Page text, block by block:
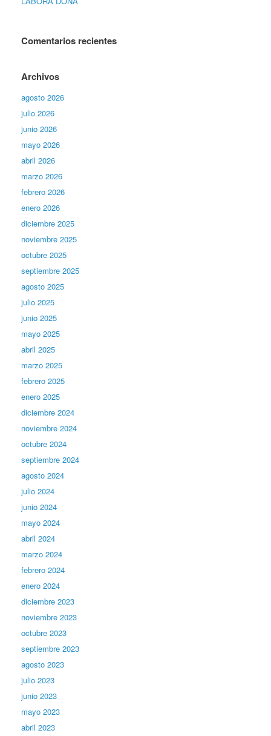
Comentarios recientes
Archivos
agosto 2026
julio 2026
junio 2026
mayo 2026
abril 2026
marzo 2026
febrero 2026
enero 2026
diciembre 2025
noviembre 2025
octubre 2025
septiembre 2025
agosto 2025
julio 2025
junio 2025
mayo 2025
abril 2025
marzo 2025
febrero 2025
enero 2025
diciembre 2024
noviembre 2024
octubre 2024
septiembre 2024
agosto 2024
julio 2024
junio 2024
mayo 2024
abril 2024
marzo 2024
febrero 2024
enero 2024
diciembre 2023
noviembre 2023
octubre 2023
septiembre 2023
agosto 2023
julio 2023
junio 2023
mayo 2023
abril 2023